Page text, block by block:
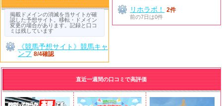
リホラボ！
2件
前の7日は0件
掲載ドメインの消滅を当サイトが確
認した予想サイト。移転・ドメイン
変更の場合があります。記録と口コ
ミは残しています
《競馬予想サイト》競馬キャ
ンプ 8/4確認
直近一週間の口コミで高評価